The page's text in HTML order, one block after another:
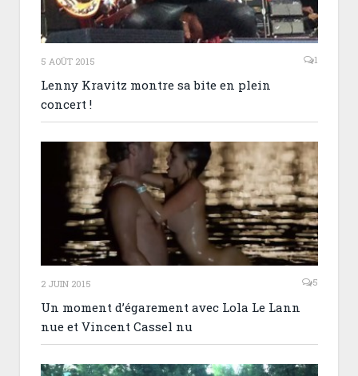
5 AOÛT 2015 1
Lenny Kravitz montre sa bite en plein
concert !
2 JUIN 2015 5
Un moment d’égarement avec Lola Le Lann
nue et Vincent Cassel nu